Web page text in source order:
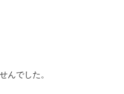
んでした。